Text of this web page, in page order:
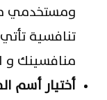
ومستخدمي
تنافسية
منافسينك و
أختيار أسم